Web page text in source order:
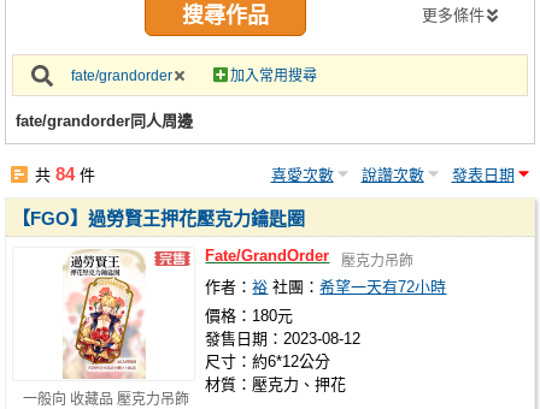
攤位轉讓區
會員功能選單
註冊會員
更多條件
fate/grandorder 加入常用搜尋
fate/grandorder同人周邊
共84件 喜愛次數 說讚次數 發表日期
一般向 收藏品 壓克力吊飾
【FGO】過勞賢王押花壓克力鑰匙圈
Fate/GrandOrder 壓克力吊飾
作者：裕 社團：希望一天有72小時
價格：180元
發售日期：2023-08-12
尺寸：約6*12公分
材質：壓克力、押花